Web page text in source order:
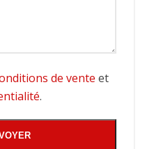
de vente et
.